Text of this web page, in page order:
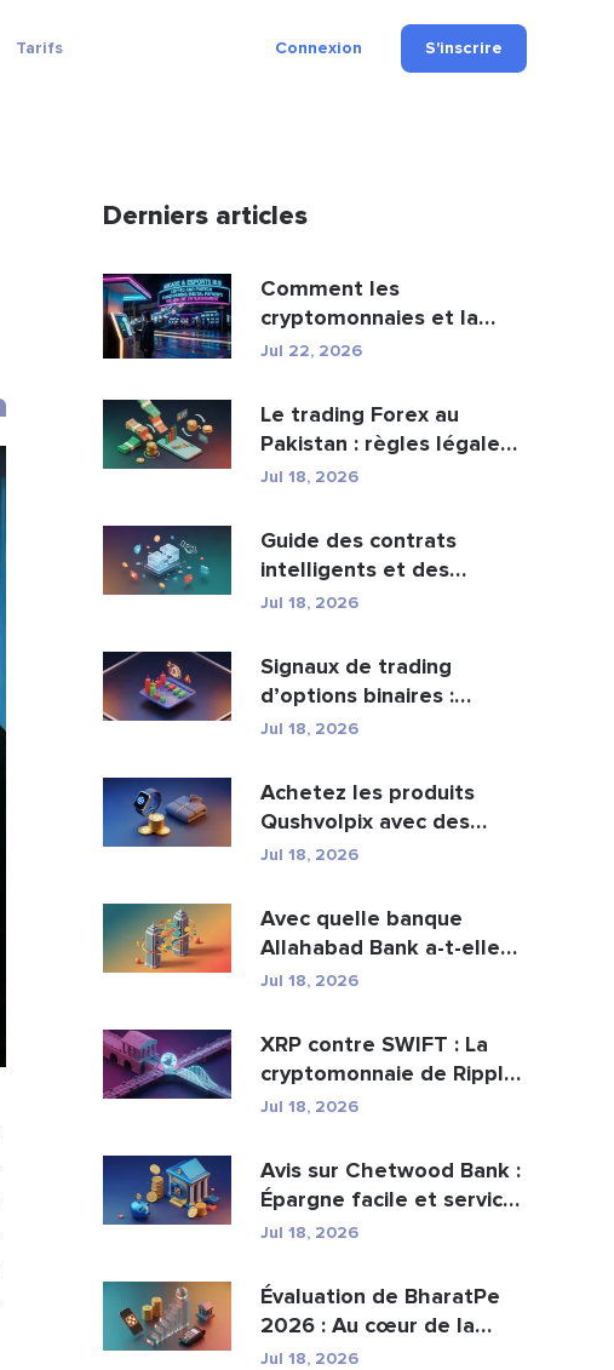
Tarifs Connexion S'inscrire
Derniers articles
Comment les
cryptomonnaies et la
fintech transforment les
Jul 22, 2026
Le trading Forex au
Pakistan : règles légales,
courtiers, appli...
Jul 18, 2026
Guide des contrats
intelligents et des
services de
Jul 18, 2026
Signaux de trading
d’options binaires :
fonctionnement et risqu...
Jul 18, 2026
Achetez les produits
Qushvolpix avec des
cryptomonnaies : Bitcoin...
Jul 18, 2026
Avec quelle banque
Allahabad Bank a-t-elle
fusionné ? Article com...
Jul 18, 2026
XRP contre SWIFT : La
cryptomonnaie de Ripple
peut-elle remplacer...
Jul 18, 2026
Avis sur Chetwood Bank :
Épargne facile et services
bancaires s�...
Jul 18, 2026
Évaluation de BharatPe
2026 : Au cœur de la
licorne fintech val...
Jul 18, 2026